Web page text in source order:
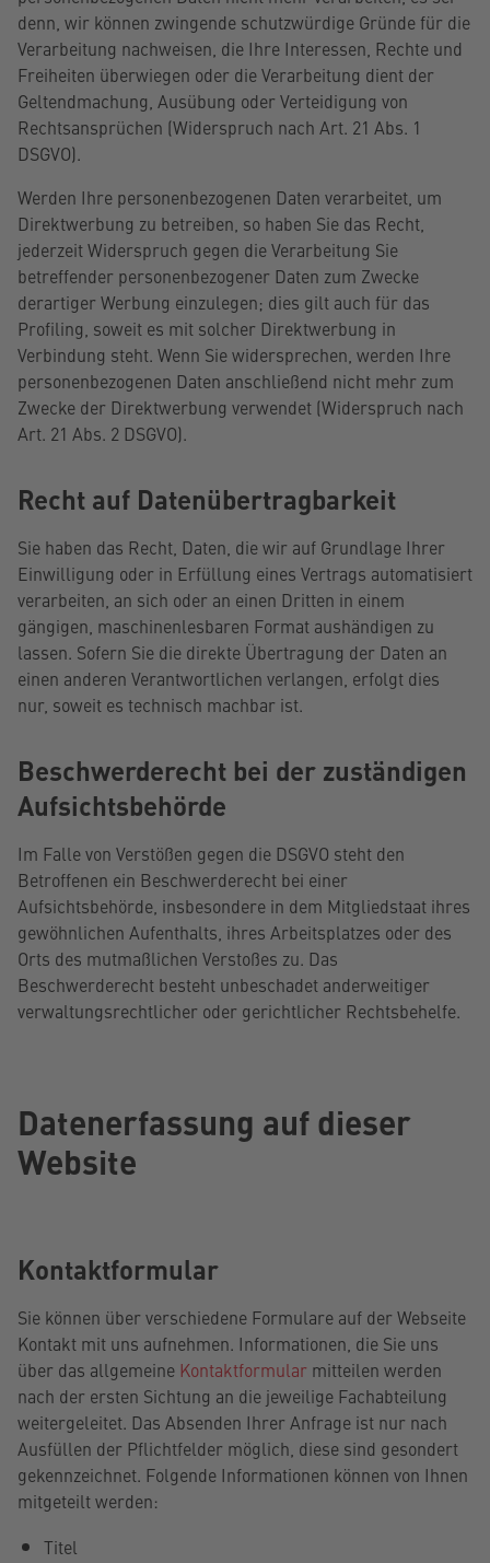
denn, wir können zwingende schutzwürdige Gründe für die
Verarbeitung nachweisen, die Ihre Interessen, Rechte und
Freiheiten überwiegen oder die Verarbeitung dient der
Geltendmachung, Ausübung oder Verteidigung von
Rechtsansprüchen (Widerspruch nach Art. 21 Abs. 1
DSGVO).
Werden Ihre personenbezogenen Daten verarbeitet, um
Direktwerbung zu betreiben, so haben Sie das Recht,
jederzeit Widerspruch gegen die Verarbeitung Sie
betreffender personenbezogener Daten zum Zwecke
derartiger Werbung einzulegen; dies gilt auch für das
Profiling, soweit es mit solcher Direktwerbung in
Verbindung steht. Wenn Sie widersprechen, werden Ihre
personenbezogenen Daten anschließend nicht mehr zum
Zwecke der Direktwerbung verwendet (Widerspruch nach
Art. 21 Abs. 2 DSGVO).
Recht auf Daten­übertrag­barkeit
Sie haben das Recht, Daten, die wir auf Grundlage Ihrer
Einwilligung oder in Erfüllung eines Vertrags automatisiert
verarbeiten, an sich oder an einen Dritten in einem
gängigen, maschinenlesbaren Format aushändigen zu
lassen. Sofern Sie die direkte Übertragung der Daten an
einen anderen Verantwortlichen verlangen, erfolgt dies
nur, soweit es technisch machbar ist.
Beschwerde­recht bei der zuständigen
Aufsichts­behörde
Im Falle von Verstößen gegen die DSGVO steht den
Betroffenen ein Beschwerderecht bei einer
Aufsichtsbehörde, insbesondere in dem Mitgliedstaat ihres
gewöhnlichen Aufenthalts, ihres Arbeitsplatzes oder des
Orts des mutmaßlichen Verstoßes zu. Das
Beschwerderecht besteht unbeschadet anderweitiger
verwaltungsrechtlicher oder gerichtlicher Rechtsbehelfe.
Datenerfassung auf dieser
Website
Kontaktformular
Sie können über verschiedene Formulare auf der Webseite
Kontakt mit uns aufnehmen. Informationen, die Sie uns
über das allgemeine Kontaktformular mitteilen werden
nach der ersten Sichtung an die jeweilige Fachabteilung
weitergeleitet. Das Absenden Ihrer Anfrage ist nur nach
Ausfüllen der Pflichtfelder möglich, diese sind gesondert
gekennzeichnet. Folgende Informationen können von Ihnen
mitgeteilt werden:
Titel